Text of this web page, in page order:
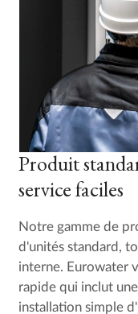
Produit
service faciles
Notre gamme de
d'unités standard,
interne. Eurowater
rapide qui inclut
installation simple